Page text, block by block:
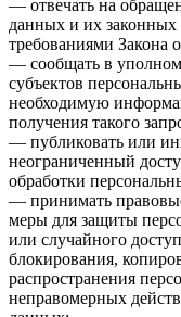
— отвечать на
данных и их законных
требованиями Закона
— сообщать в
субъектов
необходимую
получения такого
— публиковать или
неограниченный
обработки
— принимать
меры для защиты
или случайного
блокирования,
распространения
неправомерных